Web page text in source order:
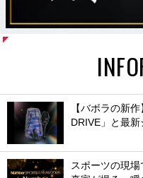
【バボラの新
DRIVE」と最
スポーツの現